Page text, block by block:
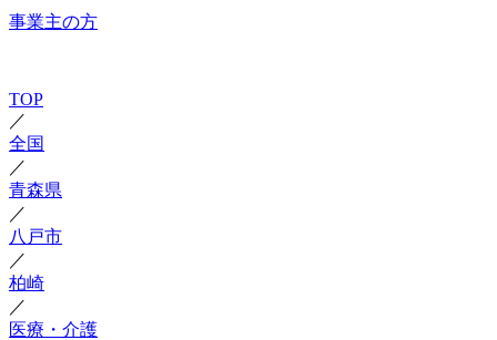
事業主の方
TOP
／
全国
／
青森県
／
八戸市
／
柏崎
／
医療・介護